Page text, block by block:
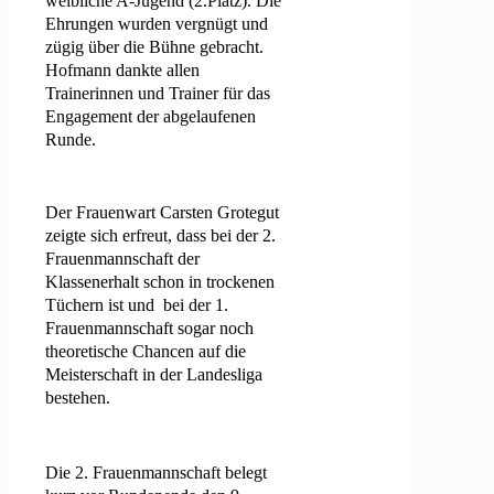
Ehrungen wurden vergnügt und
zügig über die Bühne gebracht.
Hofmann dankte allen
Trainerinnen und Trainer für das
Engagement der abgelaufenen
Runde.
Der Frauenwart Carsten Grotegut
zeigte sich erfreut, dass bei der 2.
Frauenmannschaft der
Klassenerhalt schon in trockenen
Tüchern ist und bei der 1.
Frauenmannschaft sogar noch
theoretische Chancen auf die
Meisterschaft in der Landesliga
bestehen.
Die 2. Frauenmannschaft belegt